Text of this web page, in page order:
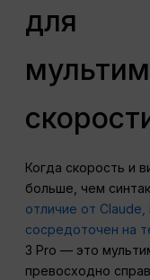
для
Когда скорость и
больше, чем
отличие от
сосредоточен на
3 Pro — это
превосходно